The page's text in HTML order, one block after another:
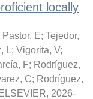
locally
Pastor, E; Tejedor,
L; Vigorita, V;
F; Rodríguez,
C; Rodríguez,
ELSEVIER, 2026-